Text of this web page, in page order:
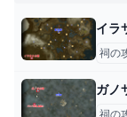
イラ
祠の
ガノ
祠の